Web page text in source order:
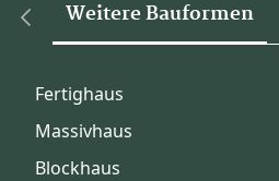
Weitere Bauformen
Fertighaus
Massivhaus
Blockhaus